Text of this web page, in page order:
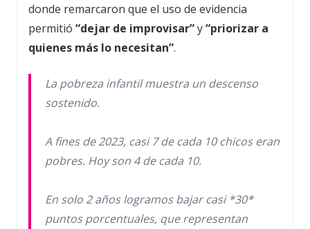
donde remarcaron que el uso de evidencia
permitió “dejar de improvisar”y“priorizar a
quienes más lo necesitan”.
La pobreza infantil muestra un descenso
sostenido.
A fines de 2023, casi 7 de cada 10 chicos eran
pobres. Hoy son 4 de cada 10.
En solo 2 años logramos bajar casi *30*
puntos porcentuales, que representan